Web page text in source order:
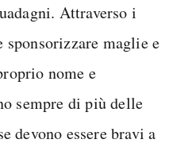
Attraverso i
maglie e
nome e
sempre di più delle
devono essere bravi a